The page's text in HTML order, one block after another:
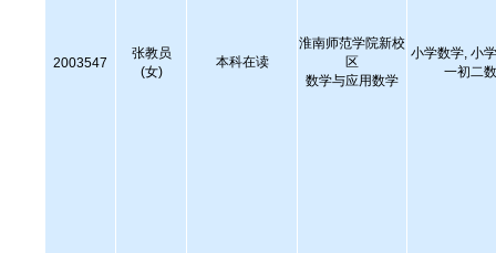
2003547
张教员
(女)
本科在读
淮南师范学院新校
区
数学与应用数学
小学数学, 小
一初二